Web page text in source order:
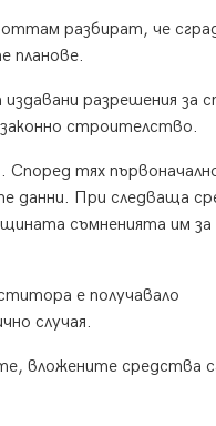
разбират, че
планове.
разрешения за
строителство.
тях
данни. При следваща
съмненията им за
е получавало
случая.
вложените средства